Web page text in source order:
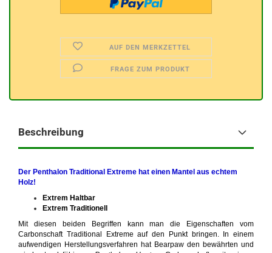
AUF DEN MERKZETTEL
FRAGE ZUM PRODUKT
Beschreibung
Der Penthalon Traditional Extreme hat einen Mantel aus echtem
Holz!
Extrem Haltbar
Extrem Traditionell
Mit diesen beiden Begriffen kann man die Eigenschaften vom
Carbonschaft Traditional Extreme auf den Punkt bringen. In einem
aufwendigen Herstellungsverfahren hat Bearpaw den bewährten und